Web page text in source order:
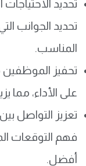
تحديد الاحتياجات
تحديد الجوانب
المناسب.
تحفيز الموظفين
على الأداء، مما
تعزيز التواصل
فهم التوقعات
أفضل.